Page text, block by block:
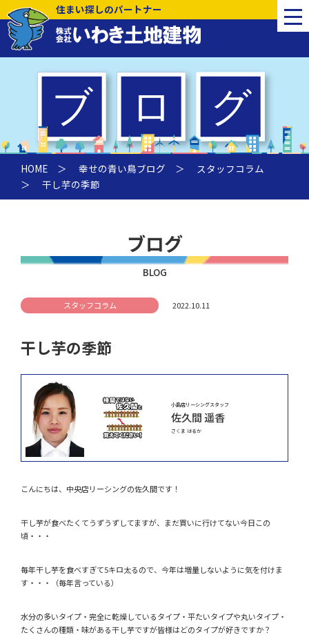
住まい探しのパートナー
HOME ＞ 幸せの青い鳥ブログ ＞ スタッフコラム
＞ 干し芋の季節
ブログ
BLOG
スタッフコラム 2022.10.11
干し芋の季節
小島店リーシングスタッフ
佐久間 遥香
さくま はるか
こんにちは、中央店リーシングの佐久間です！
干し芋が食べたくてうずうずしてますが、まだ買いに行けてない今日この
頃・・・
毎年干し芋を食べすぎて5キロ太るので、今年は増量しないように気を付けま
す・・・（毎年言っている）
水分の多いタイプ・完全に乾燥しているタイプ・平たいタイプや丸いタイプ・
たくさんの種類・味がある干し芋ですが皆様はどのタイプが好きですか？